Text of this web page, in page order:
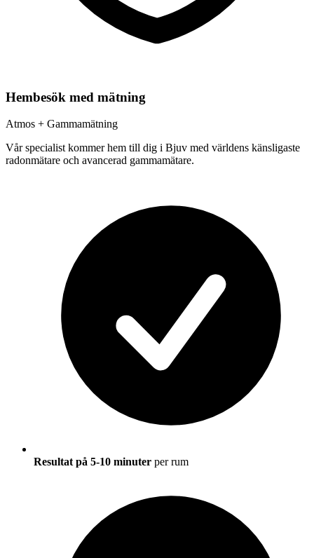
Hembesök med mätning
Atmos + Gammamätning
Vår specialist kommer hem till dig i Bjuv med världens känsligaste
radonmätare och avancerad gammamätare.
Resultat på 5-10 minuter per rum